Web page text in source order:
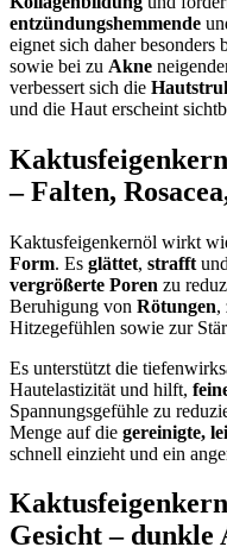
entzündungshemmende
eignet sich daher besonders
sowie bei zu Akne
verbessert sich die
und die Haut erscheint
–Falten, Rosacea
Kaktusfeigenkernöl wirkt
Form. Es glättet, strafft
vergrößerte Poren zu
Beruhigung von Rötungen,
Hitzegefühlen sowie zur
Es unterstützt die
Hautelastizität und hilft,
Spannungsgefühle zu
Menge auf die gereinigte,
schnell einzieht und ein
Gesicht – dunkle